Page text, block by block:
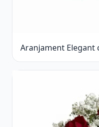
Aranjament Elegant
Flori Galbene.